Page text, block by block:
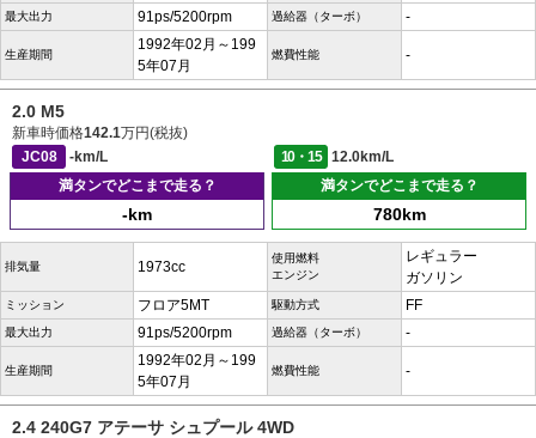
最大出力 91ps/5200rpm 過給器（ターボ） -
生産期間
1992年02月～199
5年07月
燃費性能 -
2.0 M5
新車時価格142.1万円(税抜)
JC08
-km/L 10・15
12.0km/L
満タンでどこまで走る？
-km
満タンでどこまで走る？
780km
排気量 1973cc
使用燃料
エンジン
レギュラー
ガソリン
ミッション フロア5MT 駆動方式 FF
最大出力 91ps/5200rpm 過給器（ターボ） -
生産期間
1992年02月～199
5年07月
燃費性能 -
2.4 240G7 アテーサ シュプール 4WD